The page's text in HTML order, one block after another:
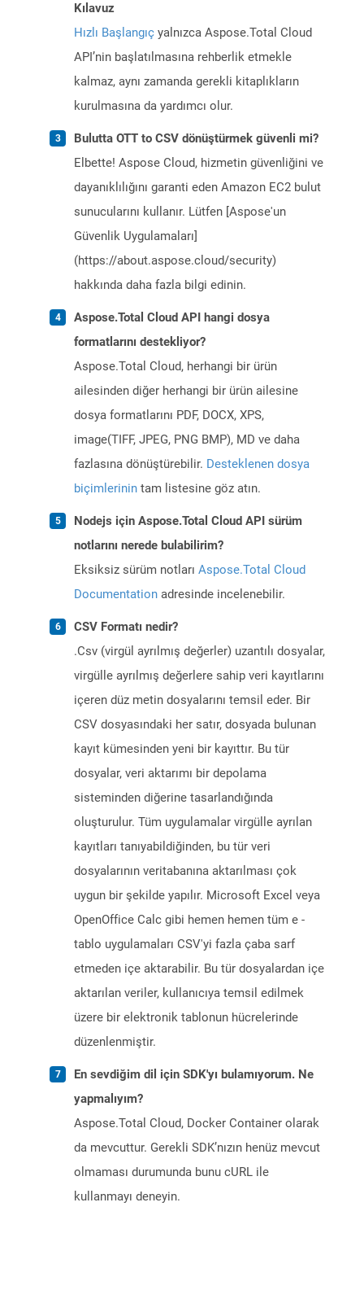
Kılavuz
Hızlı Başlangıç yalnızca Aspose.Total Cloud
API’nin başlatılmasına rehberlik etmekle
kalmaz, aynı zamanda gerekli kitaplıkların
kurulmasına da yardımcı olur.
Bulutta OTT to CSV dönüştürmek güvenli mi?
Elbette! Aspose Cloud, hizmetin güvenliğini ve
dayanıklılığını garanti eden Amazon EC2 bulut
sunucularını kullanır. Lütfen [Aspose'un
Güvenlik Uygulamaları]
(https://about.aspose.cloud/security)
hakkında daha fazla bilgi edinin.
Aspose.Total Cloud API hangi dosya
formatlarını destekliyor?
Aspose.Total Cloud, herhangi bir ürün
ailesinden diğer herhangi bir ürün ailesine
dosya formatlarını PDF, DOCX, XPS,
image(TIFF, JPEG, PNG BMP), MD ve daha
fazlasına dönüştürebilir. Desteklenen dosya
biçimlerinin tam listesine göz atın.
Nodejs için Aspose.Total Cloud API sürüm
notlarını nerede bulabilirim?
Eksiksiz sürüm notları Aspose.Total Cloud
Documentation adresinde incelenebilir.
CSV Formatı nedir?
.Csv (virgül ayrılmış değerler) uzantılı dosyalar,
virgülle ayrılmış değerlere sahip veri kayıtlarını
içeren düz metin dosyalarını temsil eder. Bir
CSV dosyasındaki her satır, dosyada bulunan
kayıt kümesinden yeni bir kayıttır. Bu tür
dosyalar, veri aktarımı bir depolama
sisteminden diğerine tasarlandığında
oluşturulur. Tüm uygulamalar virgülle ayrılan
kayıtları tanıyabildiğinden, bu tür veri
dosyalarının veritabanına aktarılması çok
uygun bir şekilde yapılır. Microsoft Excel veya
OpenOffice Calc gibi hemen hemen tüm e -
tablo uygulamaları CSV'yi fazla çaba sarf
etmeden içe aktarabilir. Bu tür dosyalardan içe
aktarılan veriler, kullanıcıya temsil edilmek
üzere bir elektronik tablonun hücrelerinde
düzenlenmiştir.
En sevdiğim dil için SDK'yı bulamıyorum. Ne
yapmalıyım?
Aspose.Total Cloud, Docker Container olarak
da mevcuttur. Gerekli SDK’nızın henüz mevcut
olmaması durumunda bunu cURL ile
kullanmayı deneyin.